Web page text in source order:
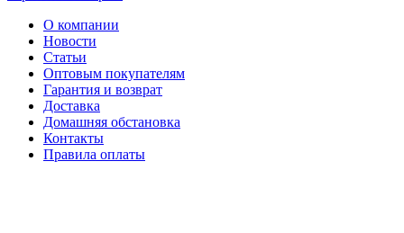
О компании
Новости
Статьи
Оптовым покупателям
Гарантия и возврат
Доставка
Домашняя обстановка
Контакты
Правила оплаты